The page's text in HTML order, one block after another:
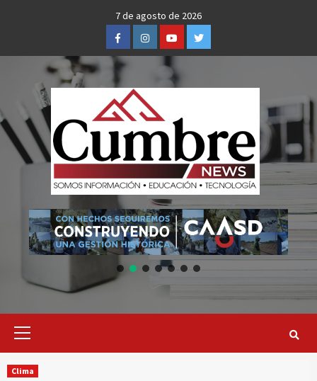
7 de agosto de 2026
FacebookInstagramYoutubeTwitter
Primary
Clima